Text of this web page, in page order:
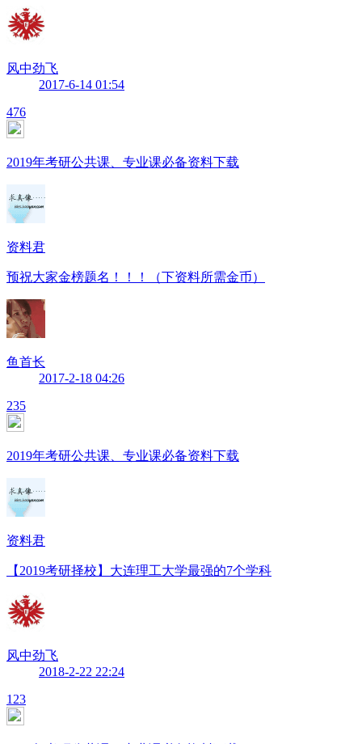
风中劲飞
2017-6-14 01:54
476
2019年考研公共课、专业课必备资料下载
资料君
预祝大家金榜题名！！！（下资料所需金币）
鱼首长
2017-2-18 04:26
235
2019年考研公共课、专业课必备资料下载
资料君
【2019考研择校】大连理工大学最强的7个学科
风中劲飞
2018-2-22 22:24
123